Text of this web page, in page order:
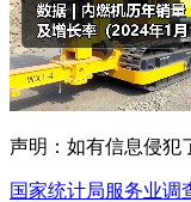
声明：如有信息侵犯
国家统计局服务业调